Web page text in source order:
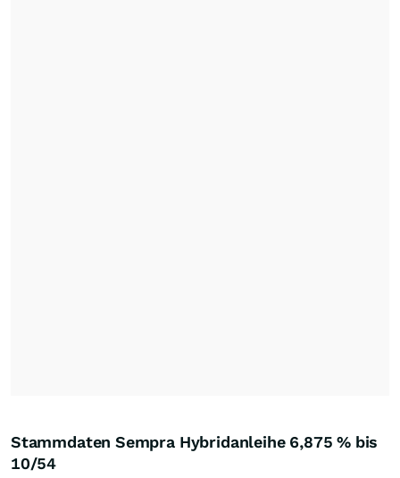
Stammdaten Sempra Hybridanleihe 6,875 % bis
10/54